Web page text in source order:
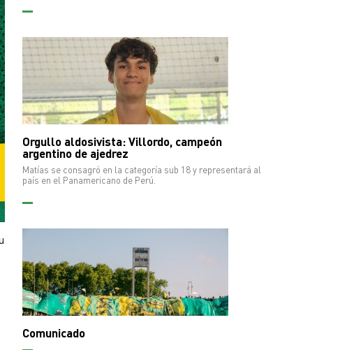
Orgullo aldosivista: Villordo, campeón
argentino de ajedrez
Matías se consagró en la categoría sub 18 y representará al
país en el Panamericano de Perú.
Comunicado